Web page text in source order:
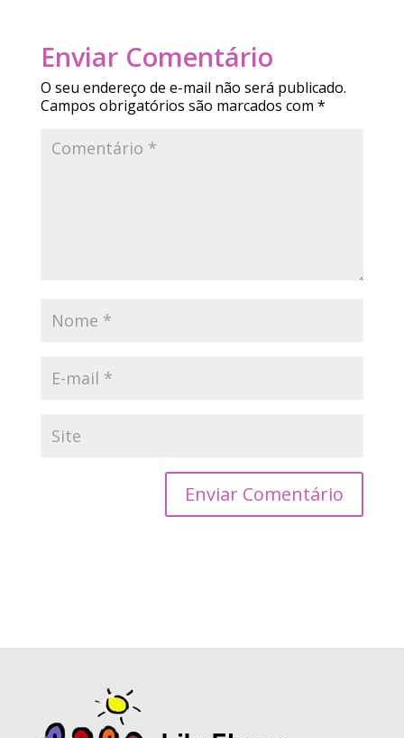
Enviar Comentário
O seu endereço de e-mail não será publicado.
Campos obrigatórios são marcados com *